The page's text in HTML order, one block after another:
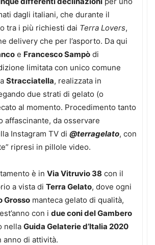
dagli italiani, che durante il
tra i più richiesti dai Terra Lovers,
delivery che per l’asporto. Da qui
e Francesco Sampò di
limitata con unico comune
Stracciatella, realizzata in
due strati di gelato (o
al momento. Procedimento tanto
affascinante, da osservare
Instagram TV di @terragelato, con
ripresi in pillole video.
è in Via Vitruvio 38 con il
a vista di Terra Gelato, dove ogni
Grosso manteca gelato di qualità,
con i due coni del Gambero
nella Guida Gelaterie d’Italia 2020
anno di attività.